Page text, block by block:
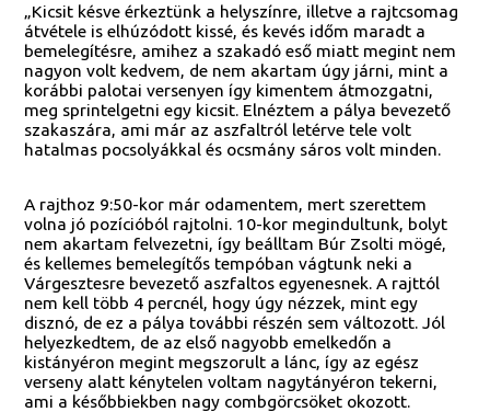
„Kicsit késve érkeztünk a helyszínre, illetve a rajtcsomag
átvétele is elhúzódott kissé, és kevés időm maradt a
bemelegítésre, amihez a szakadó eső miatt megint nem
nagyon volt kedvem, de nem akartam úgy járni, mint a
korábbi palotai versenyen így kimentem átmozgatni,
meg sprintelgetni egy kicsit. Elnéztem a pálya bevezető
szakaszára, ami már az aszfaltról letérve tele volt
hatalmas pocsolyákkal és ocsmány sáros volt minden.
A rajthoz 9:50-kor már odamentem, mert szerettem
volna jó pozícióból rajtolni. 10-kor megindultunk, bolyt
nem akartam felvezetni, így beálltam Búr Zsolti mögé,
és kellemes bemelegítős tempóban vágtunk neki a
Várgesztesre bevezető aszfaltos egyenesnek. A rajttól
nem kell több 4 percnél, hogy úgy nézzek, mint egy
disznó, de ez a pálya további részén sem változott. Jól
helyezkedtem, de az első nagyobb emelkedőn a
kistányéron megint megszorult a lánc, így az egész
verseny alatt kénytelen voltam nagytányéron tekerni,
ami a későbbiekben nagy combgörcsöket okozott.